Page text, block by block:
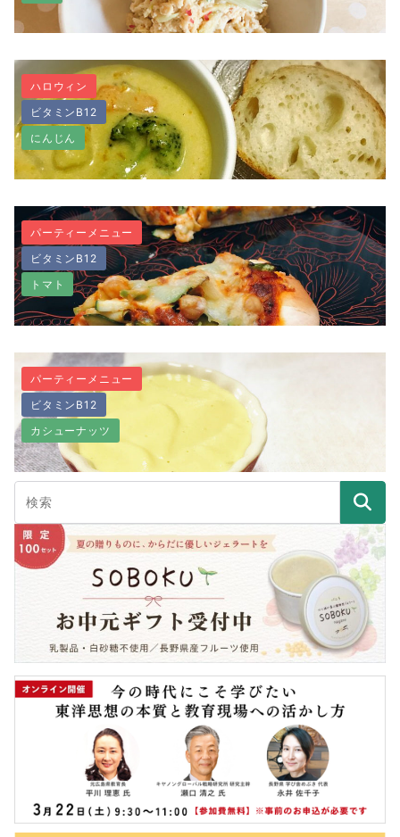
切り干し大根とキャベツのコールスロー
【乳製品不使用】ヴィーガンクリームシチュー
ハロウィン
ビタミンB12
にんじん
【グルテンフリーレシピ】米粉のヴィーガンピザ
パーティーメニュー
ビタミンB12
トマト
乳製品不使用！ヴィーガンチーズソースの作り方
パーティーメニュー
ビタミンB12
カシューナッツ